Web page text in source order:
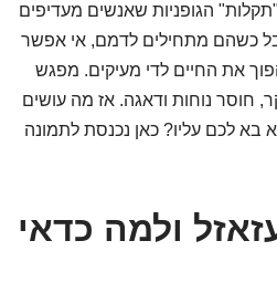
הגופניות שאנשים מעדיפים
כשהם מתחילים לדמם, אי אפשר
את החיים לדי מעיקים. מפגש
חוסר נוחות ודאגה. אז מה עושים
לכם עליו? כאן נכנסת לתמונה
ולמה כדאי